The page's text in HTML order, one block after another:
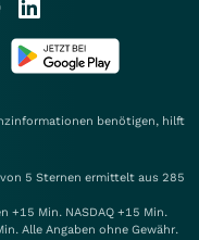
benötigen, hilft
5 Sternen ermittelt aus 285
+15 Min. NASDAQ +15 Min.
Alle Angaben ohne Gewähr.